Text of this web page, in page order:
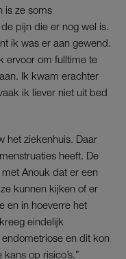
is ze soms
pijn die er nog wel is.
ik was er aan gewend.
ervoor om fulltime te
Ik kwam erachter
ik liever niet uit bed
het ziekenhuis. Daar
heeft. De
Anouk dat er een
kunnen kijken of er
en in hoeverre het
eindelijk
en dit kon
op risico’s.”